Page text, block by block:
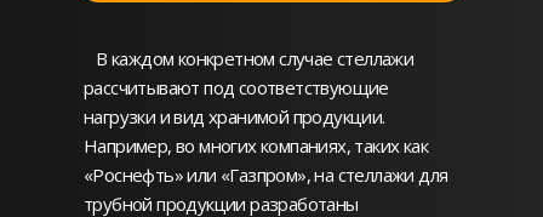
В каждом конкретном случае стеллажи
рассчитывают под соответствующие
нагрузки и вид хранимой продукции.
Например, во многих компаниях, таких как
«Роснефть» или «Газпром», на стеллажи для
трубной продукции разработаны